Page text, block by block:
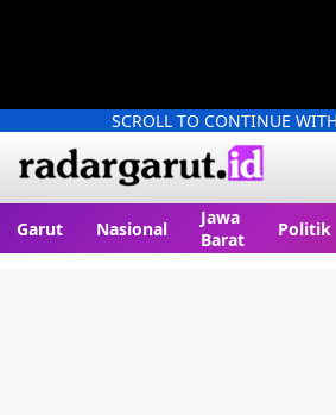
SCROLL TO CONTINUE
Garut Nasional
Jawa
Barat
Politik